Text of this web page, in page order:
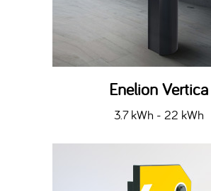
Enelion Vertica
3.7 kWh - 22 kWh